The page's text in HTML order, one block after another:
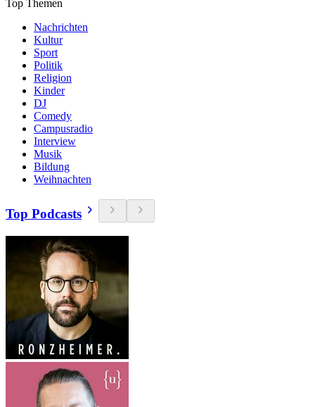
Top Themen
Nachrichten
Kultur
Sport
Politik
Religion
Kinder
DJ
Comedy
Campusradio
Interview
Musik
Bildung
Weihnachten
Top Podcasts